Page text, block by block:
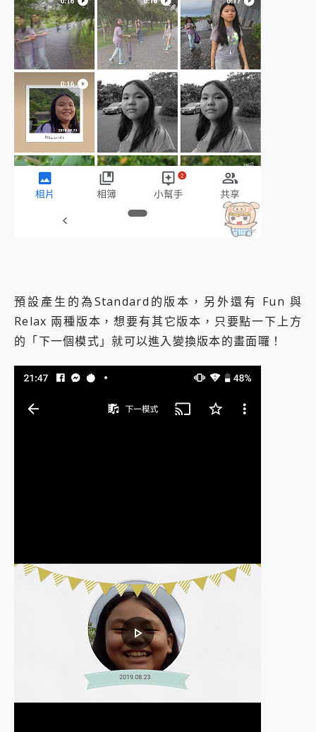
預設產生的為Standard的版本，另外還有 Fun 與
Relax 兩種版本，想要有其它版本，只要點一下上方
的「下一個模式」就可以進入變換版本的畫面囉！